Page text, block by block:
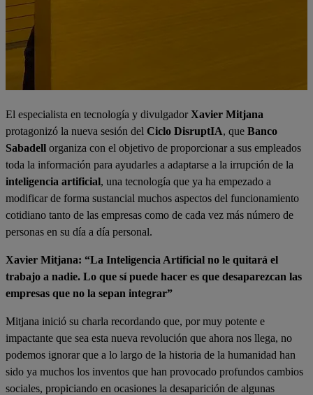
El especialista en tecnología y divulgadorXavier Mitjana
protagonizó la nueva sesión del Ciclo DisruptIA, que Banco
Sabadell organiza con el objetivo de proporcionar a sus empleados
toda la información para ayudarles a adaptarse a la irrupción de la
inteligencia artificial, una tecnología que ya ha empezado a
modificar de forma sustancial muchos aspectos del funcionamiento
cotidiano tanto de las empresas como de cada vez más número de
personas en su día a día personal.
Xavier Mitjana: “La Inteligencia Artificial no le quitará el
trabajo a nadie. Lo que sí puede hacer es que desaparezcan las
empresas que no la sepan integrar”
Mitjana inició su charla recordando que, por muy potente e
impactante que sea esta nueva revolución que ahora nos llega, no
podemos ignorar que a lo largo de la historia de la humanidad han
sido ya muchos los inventos que han provocado profundos cambios
sociales, propiciando en ocasiones la desaparición de algunas